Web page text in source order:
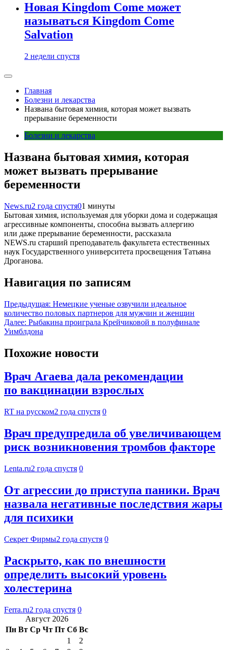
Новая Kingdom Come может
называться Kingdom Come
Salvation
2 недели спустя
Главная
Болезни и лекарства
Названа бытовая химия, которая может вызвать
прерывание беременности
Болезни и лекарства
Названа бытовая химия, которая
может вызвать прерывание
беременности
News.ru2 года спустя01 минуты
Бытовая химия, используемая для уборки дома и содержащая
агрессивные компоненты, способна вызвать аллергию
или даже прерывание беременности, рассказала
NEWS.ru старший преподаватель факультета естественных
наук Государственного университета просвещения Татьяна
Дроганова.
Навигация по записям
Предыдущая: Немецкие ученые озвучили идеальное
количество половых партнеров для мужчин и женщин
Далее: Рыбакина проиграла Крейчиковой в полуфинале
Уимблдона
Похожие новости
Врач Агаева дала рекомендации
по вакцинации взрослых
RT на русском2 года спустя 0
Врач предупредила об увеличивающем
риск возникновения тромбов факторе
Lenta.ru2 года спустя 0
От агрессии до приступа паники. Врач
назвала негативные последствия жары
для психики
Секрет Фирмы2 года спустя 0
Раскрыто, как по внешности
определить высокий уровень
холестерина
Ferra.ru2 года спустя 0
Август 2026
Пн Вт Ср Чт Пт Сб Вс
1
2